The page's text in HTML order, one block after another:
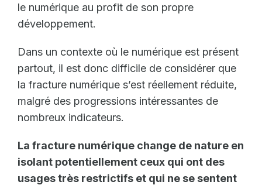
le numérique au profit de son propre
développement.
Dans un contexte où le numérique est présent
partout, il est donc difficile de considérer que
la fracture numérique s’est réellement réduite,
malgré des progressions intéressantes de
nombreux indicateurs.
La fracture numérique change de nature en
isolant potentiellement ceux qui ont des
usages très restrictifs et qui ne se sentent